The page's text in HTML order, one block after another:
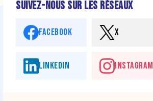
SUIVEZ-NOUS SUR LES RÉSEAUX
FACEBOOK X
LINKEDIN INSTAGRAM